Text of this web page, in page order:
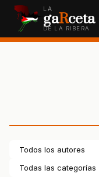
LA
gaRceta
DE LA RIBERA